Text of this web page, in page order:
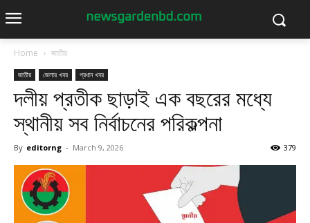
Home জাতীয়
জাতীয় জেলার খবর প্রধান খবর
দলীয় প্রতীক ছাড়াই এক বছরের মধ্যে
স্থানীয় সব নির্বাচনের পরিকল্পনা
By editorng - March 9, 2026 379